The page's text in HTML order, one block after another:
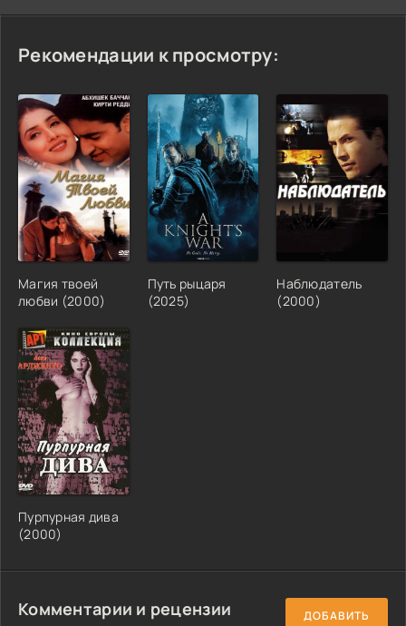
Рекомендации к просмотру:
Магия твоей
любви (2000)
Путь рыцаря
(2025)
Наблюдатель
(2000)
Пурпурная дива
(2000)
Комментарии и рецензии ДОБАВИТЬ